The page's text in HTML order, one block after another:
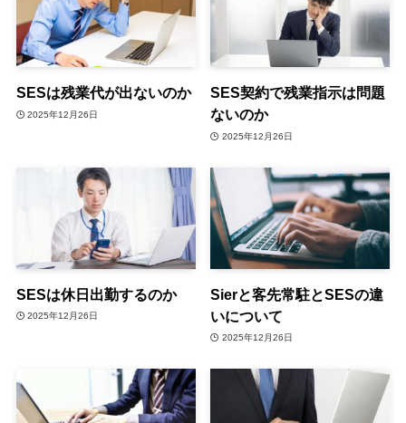
SESは残業代が出ないのか
2025年12月26日
SES契約で残業指示は問題
ないのか
2025年12月26日
SESは休日出勤するのか
2025年12月26日
Sierと客先常駐とSESの違
いについて
2025年12月26日